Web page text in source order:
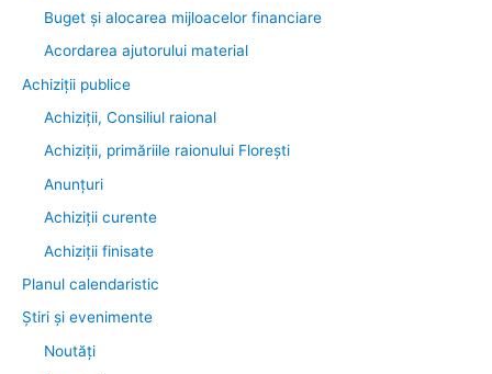
Buget și alocarea mijloacelor financiare
Acordarea ajutorului material
Achiziţii publice
Achiziții, Consiliul raional
Achiziții, primăriile raionului Florești
Anunțuri
Achiziții curente
Achiziții finisate
Planul calendaristic
Știri şi evenimente
Noutăţi